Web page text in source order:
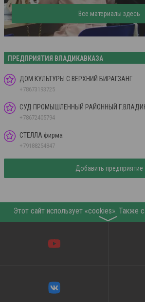
Все материалы здесь
ПРЕДПРИЯТИЯ ВЛАДИКАВКАЗА
ДОМ КУЛЬТУРЫ С.ВЕРХНИЙ БИРАГЗАНГ
+78673193725
СУД ПРОМЫШЛЕННЫЙ РАЙОННЫЙ
+78672405794
СТЕЛЛА фирма
+79188254847
Добавить предприятие
〉